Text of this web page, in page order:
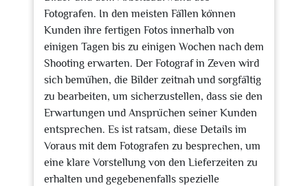
Fotografen. In den meisten Fällen können
Kunden ihre fertigen Fotos innerhalb von
einigen Tagen bis zu einigen Wochen nach dem
Shooting erwarten. Der Fotograf in Zeven wird
sich bemühen, die Bilder zeitnah und sorgfältig
zu bearbeiten, um sicherzustellen, dass sie den
Erwartungen und Ansprüchen seiner Kunden
entsprechen. Es ist ratsam, diese Details im
Voraus mit dem Fotografen zu besprechen, um
eine klare Vorstellung von den Lieferzeiten zu
erhalten und gegebenenfalls spezielle